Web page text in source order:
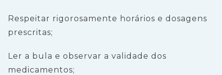
Respeitar rigorosamente horários e dosagens
prescritas;
Ler a bula e observar a validade dos
medicamentos;